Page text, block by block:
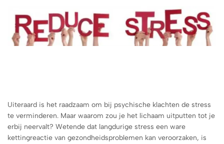
Uiteraard is het raadzaam om bij psychische klachten de stress
te verminderen. Maar waarom zou je het lichaam uitputten tot je
erbij neervalt? Wetende dat langdurige stress een ware
kettingreactie van gezondheidsproblemen kan veroorzaken, is